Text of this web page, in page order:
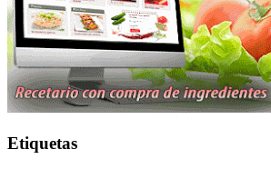
Etiquetas